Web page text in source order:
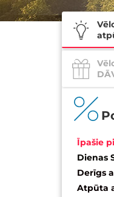
Īpašie
Dienas
Derīgs
Atpūta